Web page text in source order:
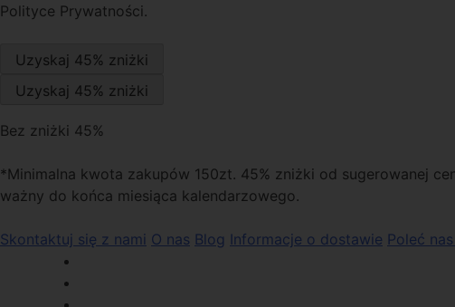
Polityce Prywatności.
Bez zniżki 45%
*Minimalna kwota zakupów 150zt. 45% zniżki od sugerowanej
ważny do końca miesiąca kalendarzowego.
Skontaktuj się z nami O nas Blog Informacje o dostawie Poleć